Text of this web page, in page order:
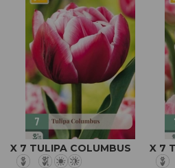
X 7 TULIPA COLUMBUS X 7